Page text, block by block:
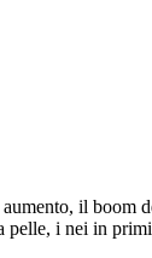
il boom
i nei in